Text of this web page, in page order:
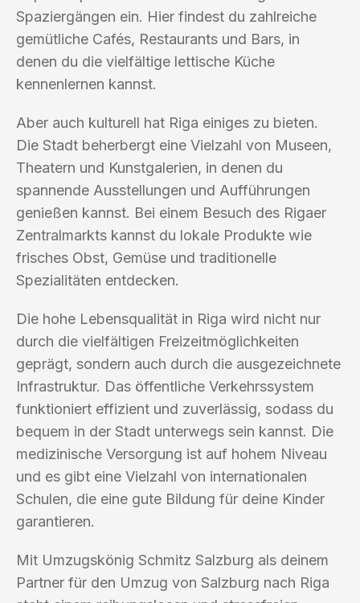
Spaziergängen ein. Hier findest du zahlreiche
gemütliche Cafés, Restaurants und Bars, in
denen du die vielfältige lettische Küche
kennenlernen kannst.
Aber auch kulturell hat Riga einiges zu bieten.
Die Stadt beherbergt eine Vielzahl von Museen,
Theatern und Kunstgalerien, in denen du
spannende Ausstellungen und Aufführungen
genießen kannst. Bei einem Besuch des Rigaer
Zentralmarkts kannst du lokale Produkte wie
frisches Obst, Gemüse und traditionelle
Spezialitäten entdecken.
Die hohe Lebensqualität in Riga wird nicht nur
durch die vielfältigen Freizeitmöglichkeiten
geprägt, sondern auch durch die ausgezeichnete
Infrastruktur. Das öffentliche Verkehrssystem
funktioniert effizient und zuverlässig, sodass du
bequem in der Stadt unterwegs sein kannst. Die
medizinische Versorgung ist auf hohem Niveau
und es gibt eine Vielzahl von internationalen
Schulen, die eine gute Bildung für deine Kinder
garantieren.
Mit Umzugskönig Schmitz Salzburg als deinem
Partner für den Umzug von Salzburg nach Riga